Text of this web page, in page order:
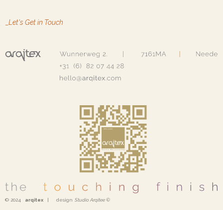
Let's Get in Touch
© 2024 arqitex | design Studio Arqitee ©